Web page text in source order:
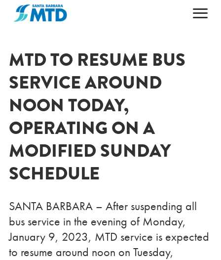
ABOUT MTD
50TH ANNIVERSARY
LEADERSHIP
NEWS AND ALERTS
DOING BUSINESS
MAPS & SCHEDULES
FARES & PASSES
PLAN YOUR TRIP
GETTING AROUND
POPULAR DESTINATIONS
CAREERS
ESPAÑOL
MTD TO RESUME BUS
SERVICE AROUND
NOON TODAY,
OPERATING ON A
MODIFIED SUNDAY
SCHEDULE
SANTA BARBARA – After suspending all
bus service in the evening of Monday,
January 9, 2023, MTD service is expected
to resume around noon on Tuesday,